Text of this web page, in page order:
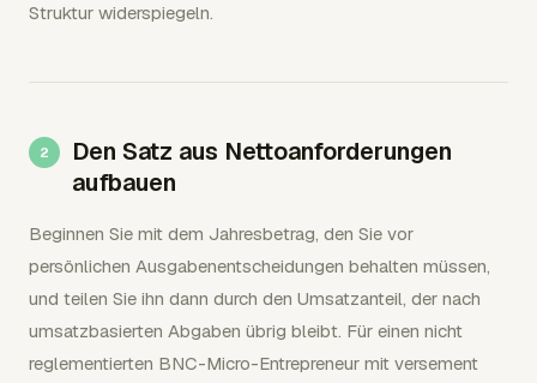
Struktur widerspiegeln.
Den Satz aus Nettoanforderungen
aufbauen
Beginnen Sie mit dem Jahresbetrag, den Sie vor
persönlichen Ausgabenentscheidungen behalten müssen,
und teilen Sie ihn dann durch den Umsatzanteil, der nach
umsatzbasierten Abgaben übrig bleibt. Für einen nicht
reglementierten BNC-Micro-Entrepreneur mit versement